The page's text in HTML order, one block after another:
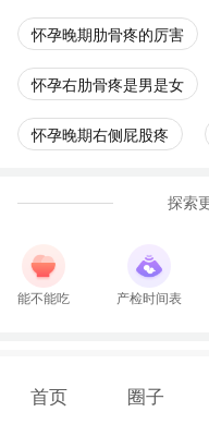
怀孕晚期肋骨疼的厉害
怀孕右肋骨疼是男是女
怀孕晚期右侧屁股疼
探索
能不能吃 产检时间表
首页 圈子